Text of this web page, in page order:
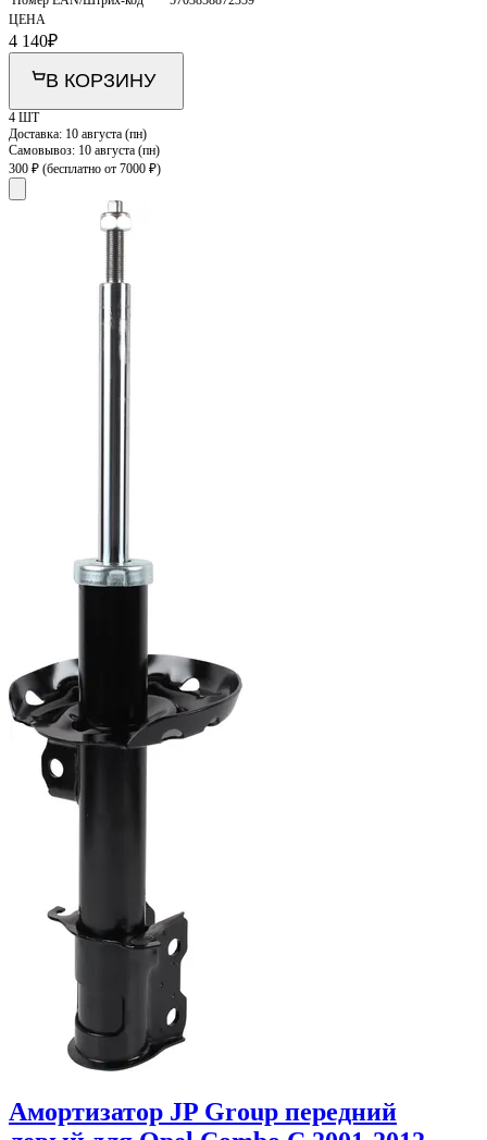
ЦЕНА
4 140₽
В КОРЗИНУ
4 ШТ
Доставка: 10 августа (пн)
Самовывоз: 10 августа (пн)
300 ₽ (бесплатно от 7000 ₽)
Амортизатор JP Group передний